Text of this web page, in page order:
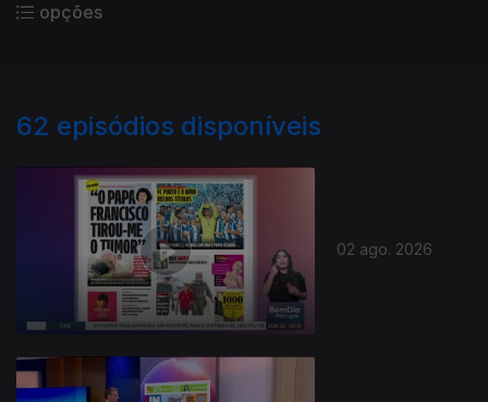
opções
62 episódios disponíveis
02 ago. 2026